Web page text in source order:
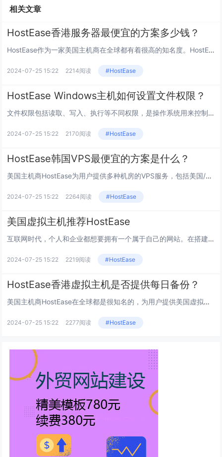
相关文章
HostEase香港服务器最便宜的方案多少钱？
HostEase作为一家美国主机商在全球都有着很高的知名度。HostEase为用户提供多种机房的服务器、虚拟主机服务，其...
2024-07-25 15:22 2214阅读 #HostEase
HostEase Windows主机如何设置文件权限？
文件权限包括读取、写入、执行等不同权限，是操作系统用来控制用户对文件和目录访问的一种机制。在HostEase Windo...
2024-07-25 15:22 2170阅读 #HostEase
HostEase韩国VPS最便宜的方案是什么？
美国主机商HostEase为用户提供多种机房的VPS服务，包括美国/香港/日本/韩国等，其中韩国VPS具有很高的灵活性和...
2024-07-25 15:22 2264阅读 #HostEase
美国虚拟主机推荐HostEase
互联网时代，个人和企业都想要拥有一个属于自己的网站。在搭建网站之前，最主要的是拥有一个适合的主机。在众多的主机服务之中，...
2024-07-25 15:22 2219阅读 #HostEase
HostEase香港虚拟主机是否提供每日备份？
美国主机商HostEase在全球都是很知名的，为用户提供美国虚拟主机/香港虚拟主机和香港服务器租用等主机业务，深受国内用...
2024-07-25 15:22 2277阅读 #HostEase